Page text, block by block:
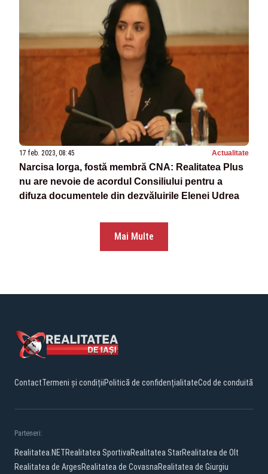
17 feb. 2023, 08:45 Actualitate
Narcisa Iorga, fostă membră CNA: Realitatea Plus
nu are nevoie de acordul Consiliului pentru a
difuza documentele din dezvăluirile Elenei Udrea
Mai Multe
ContactTermeni și condițiiPolitică de confidențialitateCod de conduită
Parteneri:
Realitatea.NETRealitatea SportivaRealitatea StarRealitatea de Olt
Realitatea de ArgesRealitatea de CovasnaRealitatea de Giurgiu